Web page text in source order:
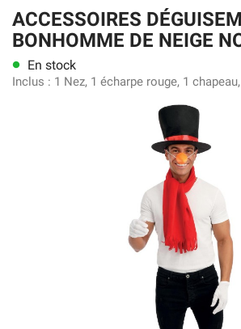
ACCESSOIRES
BONHOMME DE NEIGE
lens En stock
Inclus : 1 Nez, 1 écharpe rouge, 1